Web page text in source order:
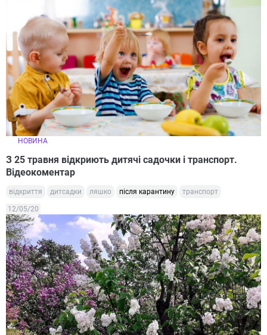
НОВИНА
З 25 травня відкриють дитячі садочки і транспорт.
Відеокоментар
відкриття дитсадки ляшко після карантину транспорт
12/05/20